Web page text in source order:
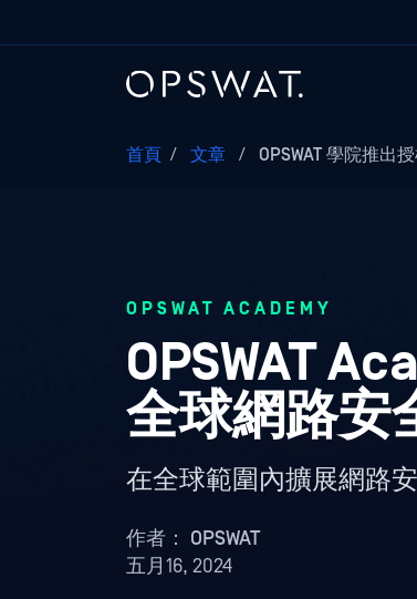
首頁 / 文章 / OPSWAT 學院推出
OPSWAT ACADEMY
OPSWAT
全球網路安
在全球範圍內擴展網路
作者： OPSWAT
五月16, 2024